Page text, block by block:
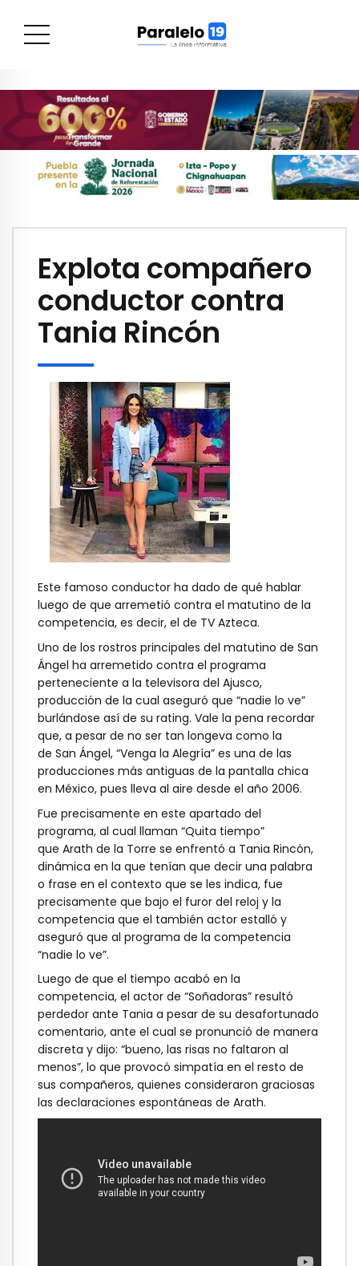
Explota compañero
conductor contra
Tania Rincón
Este famoso conductor ha dado de qué hablar
luego de que arremetió contra el matutino de la
competencia, es decir, el de TV Azteca.
Uno de los rostros principales del matutino de San
Ángel ha arremetido contra el programa
perteneciente a la televisora del Ajusco,
producción de la cual aseguró que “nadie lo ve”
burlándose así de su rating. Vale la pena recordar
que, a pesar de no ser tan longeva como la
de San Ángel, “Venga la Alegría” es una de las
producciones más antiguas de la pantalla chica
en México, pues lleva al aire desde el año 2006.
Fue precisamente en este apartado del
programa, al cual llaman “Quita tiempo”
que Arath de la Torre se enfrentó a Tania Rincón,
dinámica en la que tenían que decir una palabra
o frase en el contexto que se les indica, fue
precisamente que bajo el furor del reloj y la
competencia que el también actor estalló y
aseguró que al programa de la competencia
“nadie lo ve”.
Luego de que el tiempo acabó en la
competencia, el actor de “Soñadoras” resultó
perdedor ante Tania a pesar de su desafortunado
comentario, ante el cual se pronunció de manera
discreta y dijo: “bueno, las risas no faltaron al
menos”, lo que provocó simpatía en el resto de
sus compañeros, quienes consideraron graciosas
las declaraciones espontáneas de Arath.